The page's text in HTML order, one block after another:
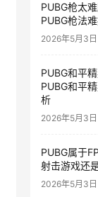
PUBG枪太
PUBG枪法
2026年5月3日
PUBG和平
PUBG和平
析
2026年5月3日
PUBG属于
射击游戏还
2026年5月3日